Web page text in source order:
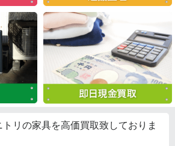
リの家具を高価買取致しておりま